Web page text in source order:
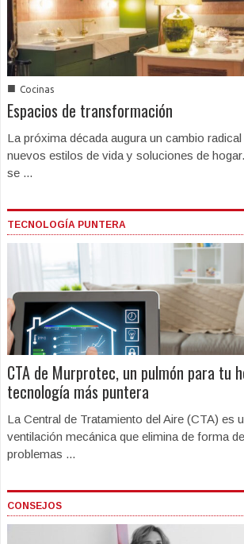
■ Cocinas
Espacios de transformación
La próxima década augura un cambio
nuevos estilos de vida y soluciones de
se ...
TECNOLOGÍA PUNTERA
CTA de Murprotec, un pulmón para tu
tecnología más puntera
La Central de Tratamiento del Aire (CTA) es
ventilación mecánica que elimina de forma
problemas ...
CONSEJOS